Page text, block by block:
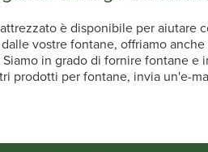
è disponibile per
vostre fontane, offriamo
in grado di fornire fontane
prodotti per fontane, invia un'e-